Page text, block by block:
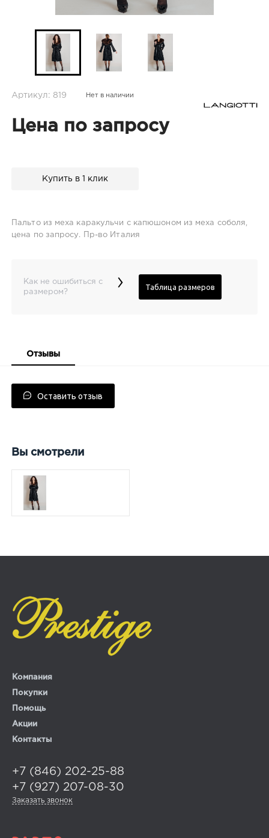
Артикул: 819 Нет в наличии
Цена по запросу
Купить в 1 клик
Пальто из меха каракульчи с капюшоном из меха соболя,
цена по запросу. Пр-во Италия
Как не ошибиться с
размером?
› Таблица размеров
Отзывы
Оставить отзыв
Вы смотрели
Компания
Покупки
Помощь
Акции
Контакты
+7 (846) 202-25-88
+7 (927) 207-08-30
Заказать звонок